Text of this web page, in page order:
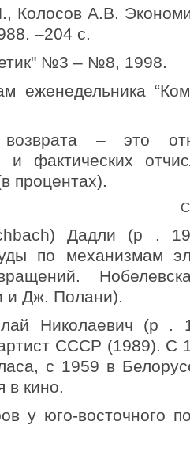
Колосов А.В.
–204 с.
№3 – №8, 1998.
еженедельника
– это
и фактических
процентах).
Дадли (р .
по механизмам
и Дж. Полани).
Николаевич (р .
СССР (1989). С
с 1959 в
в кино.
у юго-восточного